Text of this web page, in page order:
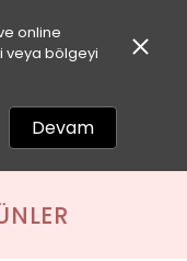
online
veya bölgeyi
Devam